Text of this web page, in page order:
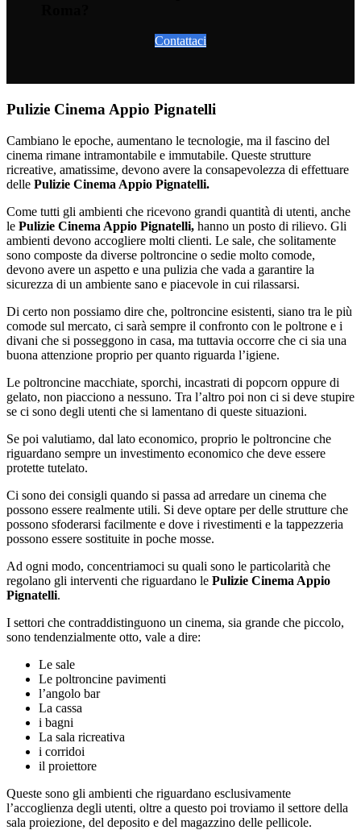
Contattaci
Pulizie Cinema Appio Pignatelli
Cambiano le epoche, aumentano le tecnologie, ma il fascino del
cinema rimane intramontabile e immutabile. Queste strutture
ricreative, amatissime, devono avere la consapevolezza di effettuare
delle Pulizie Cinema Appio Pignatelli.
Come tutti gli ambienti che ricevono grandi quantità di utenti, anche
le Pulizie Cinema Appio Pignatelli, hanno un posto di rilievo. Gli
ambienti devono accogliere molti clienti. Le sale, che solitamente
sono composte da diverse poltroncine o sedie molto comode,
devono avere un aspetto e una pulizia che vada a garantire la
sicurezza di un ambiente sano e piacevole in cui rilassarsi.
Di certo non possiamo dire che, poltroncine esistenti, siano tra le più
comode sul mercato, ci sarà sempre il confronto con le poltrone e i
divani che si posseggono in casa, ma tuttavia occorre che ci sia una
buona attenzione proprio per quanto riguarda l’igiene.
Le poltroncine macchiate, sporchi, incastrati di popcorn oppure di
gelato, non piacciono a nessuno. Tra l’altro poi non ci si deve stupire
se ci sono degli utenti che si lamentano di queste situazioni.
Se poi valutiamo, dal lato economico, proprio le poltroncine che
riguardano sempre un investimento economico che deve essere
protette tutelato.
Ci sono dei consigli quando si passa ad arredare un cinema che
possono essere realmente utili. Si deve optare per delle strutture che
possono sfoderarsi facilmente e dove i rivestimenti e la tappezzeria
possono essere sostituite in poche mosse.
Ad ogni modo, concentriamoci su quali sono le particolarità che
regolano gli interventi che riguardano le Pulizie Cinema Appio
Pignatelli.
I settori che contraddistinguono un cinema, sia grande che piccolo,
sono tendenzialmente otto, vale a dire:
Le sale
Le poltroncine pavimenti
l’angolo bar
La cassa
i bagni
La sala ricreativa
i corridoi
il proiettore
Queste sono gli ambienti che riguardano esclusivamente
l’accoglienza degli utenti, oltre a questo poi troviamo il settore della
sala proiezione, del deposito e del magazzino delle pellicole.